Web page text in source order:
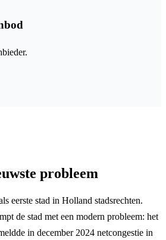
probleem
eerste stad in Holland stadsrechten.
de stad met een modern probleem: het
in december 2024 netcongestie in